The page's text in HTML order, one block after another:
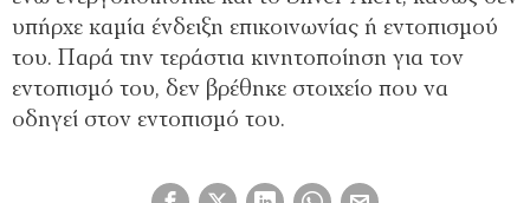
υπήρχε καμία ένδειξη επικοινωνίας ή εντοπισμού
του. Παρά την τεράστια κινητοποίηση για τον
εντοπισμό του, δεν βρέθηκε στοιχείο που να
οδηγεί στον εντοπισμό του.